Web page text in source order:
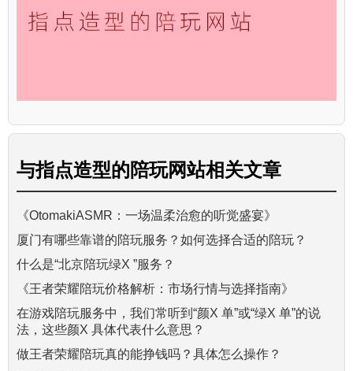
与指点造型的陪玩网站相关文章
《OtomakiASMR：一场温柔治愈的听觉盛宴》
厦门有哪些靠谱的陪玩服务？如何选择合适的陪玩？
什么是“北京陪玩绿X ”服务？
《王者荣耀陪玩价格解析：市场行情与选择指南》
在游戏陪玩服务中，我们常听到“颜X 单”或“绿X 单”的说
法，这些颜X 具体代表什么意思？
做王者荣耀陪玩真的能挣钱吗？具体怎么操作？